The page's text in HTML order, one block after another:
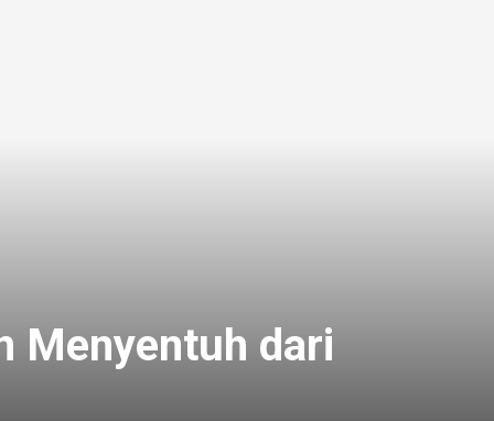
Menyentuh dari